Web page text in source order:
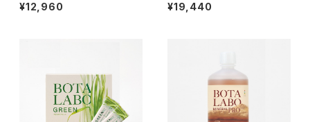
¥12,960 ¥19,440